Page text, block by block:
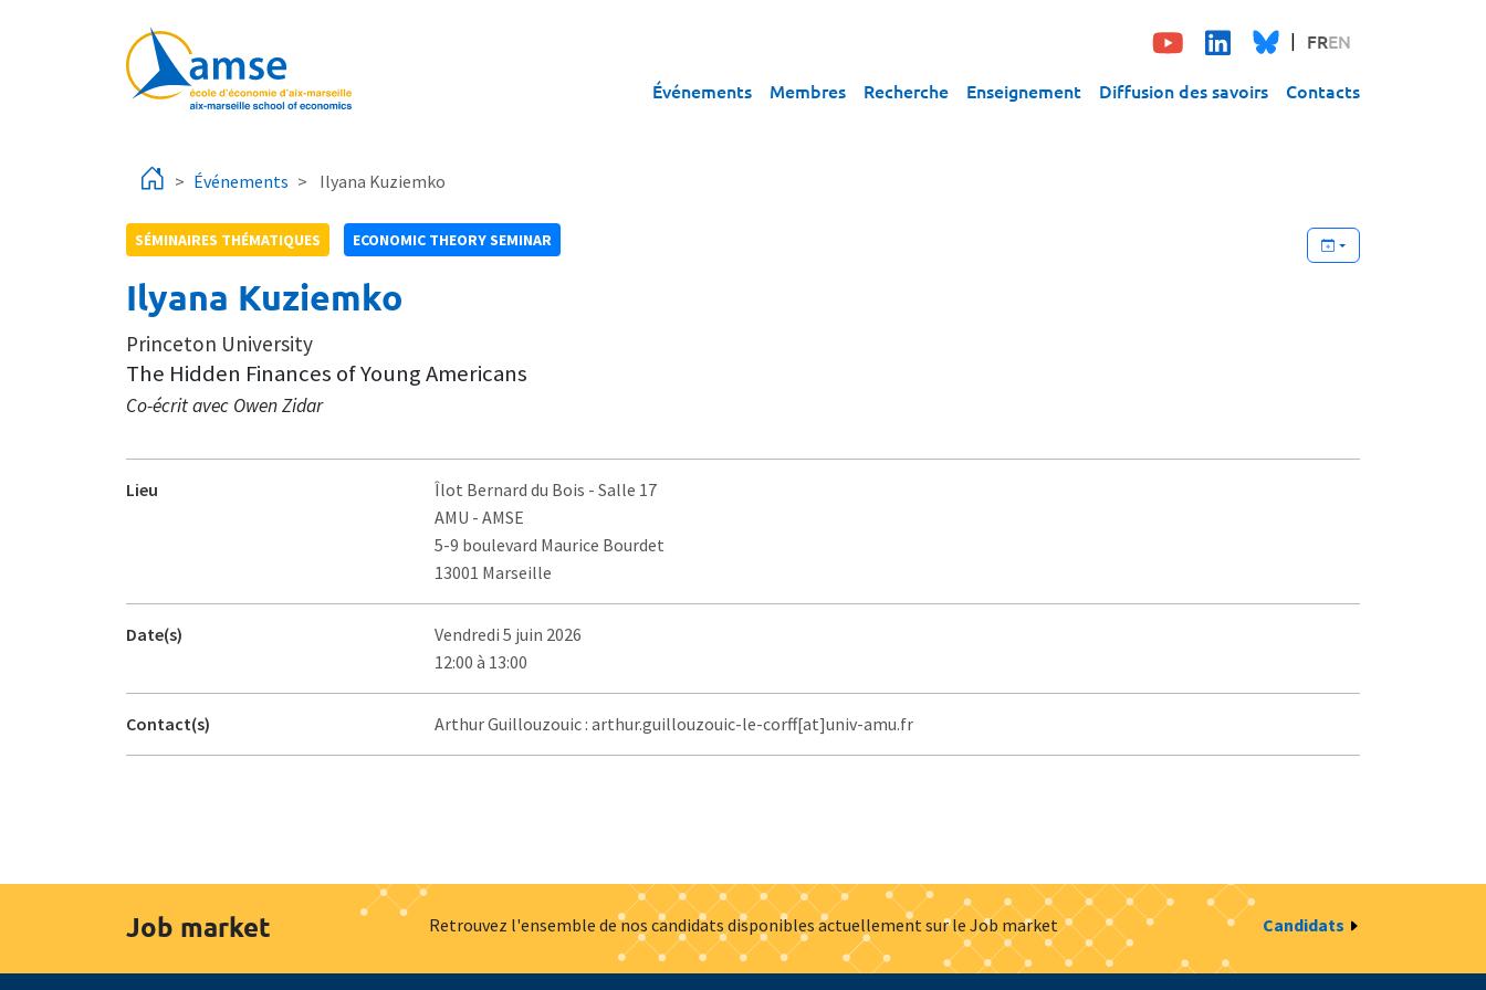
FREN
Événements Membres Recherche Enseignement Diffusion des savoirs Contacts
Événements Ilyana Kuziemko
SÉMINAIRES THÉMATIQUES ECONOMIC THEORY SEMINAR
Ilyana Kuziemko
Princeton University
The Hidden Finances of Young Americans
Co-écrit avec Owen Zidar
Lieu Îlot Bernard du Bois - Salle 17
AMU - AMSE
5-9 boulevard Maurice Bourdet
13001 Marseille
Date(s)
Vendredi 5 juin 2026
12:00 à 13:00
Contact(s) Arthur Guillouzouic : arthur.guillouzouic-le-corff[at]univ-amu.fr
Job market Retrouvez l'ensemble de nos candidats disponibles actuellement sur le Job market Candidats